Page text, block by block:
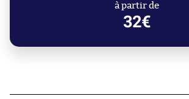
à partir de
32€